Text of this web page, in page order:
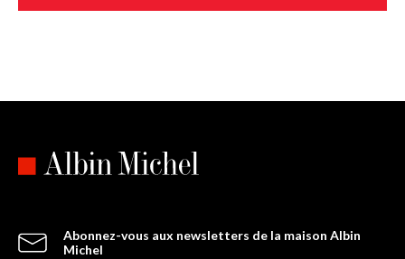
Abonnez-vous aux newsletters de la maison Albin
Michel